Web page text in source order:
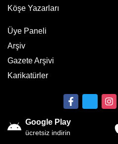
Köşe Yazarları
Üye Paneli
Arşiv
Gazete Arşivi
Karikatürler
Google Play
ücretsiz indirin